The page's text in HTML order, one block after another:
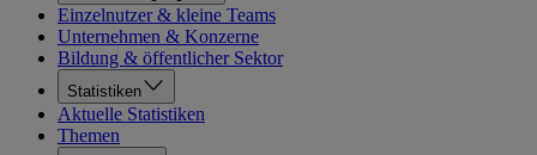
Einzelnutzer & kleine Teams
Unternehmen & Konzerne
Bildung & öffentlicher Sektor
Statistiken
Aktuelle Statistiken
Themen